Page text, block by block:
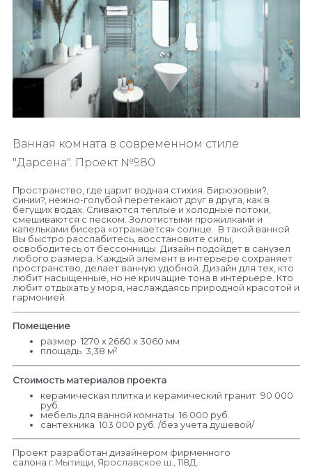
Ванная комната в современном стиле
"Дарсена". Проект №980
Пространство, где царит водная стихия. Бирюзовыи?,
синии?, нежно-голубой перетекают друг в друга, как в
бегущих водах. Сливаются теплые и холодные потоки,
смешиваются с песком. Золотистыми прожилками и
капельками бисера «отражается» солнце. В такой ванной
Вы быстро расслабитесь, восстановите силы,
освободитесь от бессонницы. Дизайн подойдет в санузел
любого размера. Каждый элемент в интерьере сохраняет
пространство, делает ванную удобной. Дизайн для тех, кто
любит насыщенные, но не кричащие тона в интерьере. Кто
любит отдыхать у моря, наслаждаясь природной красотой и
гармонией.
Помещение
размер 1270 х 2660 х 3060 мм
площадь 3,38 м²
Стоимость материалов проекта
керамическая плитка и керамический гранит 90 000
руб.
мебель для ванной комнаты 16 000 руб.
сантехника 103 000 руб. /без учета душевой/
Проект разработан дизайнером фирменного
салона г.Мытищи, Ярославское ш., 118Д.